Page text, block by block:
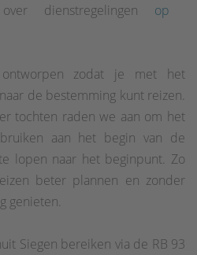
dienstregelingen op
zodat je met het
de bestemming kunt reizen.
tochten raden we aan om het
aan het begin van de
lopen naar het beginpunt. Zo
beter plannen en zonder
genieten.
Siegen bereiken via de RB 93